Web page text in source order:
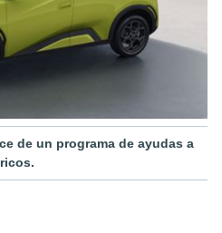
de un programa de ayudas a